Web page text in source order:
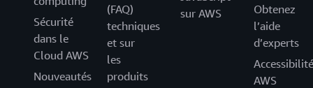
Sécurité
dans le
Cloud AWS
Nouveautés
(FAQ)
techniques
et sur
les
produits
sur AWS
Obtenez
l’aide
d’experts
Accessibilité
AWS